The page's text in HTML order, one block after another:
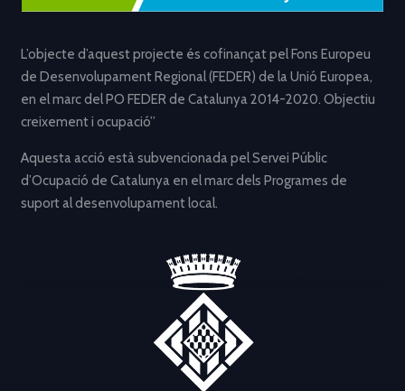
L’objecte d’aquest projecte és cofinançat pel Fons Europeu
de Desenvolupament Regional (FEDER) de la Unió Europea,
en el marc del PO FEDER de Catalunya 2014-2020. Objectiu
creixement i ocupació”
Aquesta acció està subvencionada pel Servei Públic
d’Ocupació de Catalunya en el marc dels Programes de
suport al desenvolupament local.